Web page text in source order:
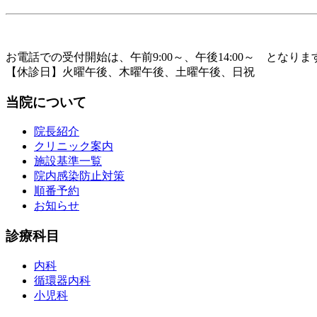
お電話での受付開始は、午前9:00～、午後14:00～ となりま
【休診日】火曜午後、木曜午後、土曜午後、日祝
当院について
院長紹介
クリニック案内
施設基準一覧
院内感染防止対策
順番予約
お知らせ
診療科目
内科
循環器内科
小児科